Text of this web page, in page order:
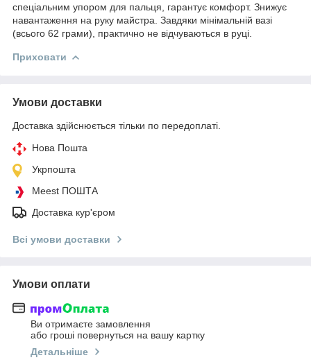
спеціальним упором для пальця, гарантує комфорт. Знижує
навантаження на руку майстра. Завдяки мінімальній вазі
(всього 62 грами), практично не відчуваються в руці.
Приховати
Умови доставки
Доставка здійснюється тільки по передоплаті.
Нова Пошта
Укрпошта
Meest ПОШТА
Доставка кур'єром
Всі умови доставки
Умови оплати
Ви отримаєте замовлення
або гроші повернуться на вашу картку
Детальніше